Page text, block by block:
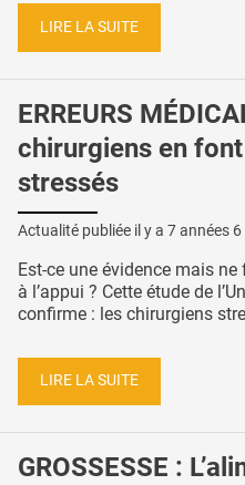
LIRE LA SUITE
ERREURS
chirurgiens en
stressés
Actualité publiée il y a 7 années
Est-ce une évidence mais
à l’appui ? Cette étude de
confirme : les chirurgiens
LIRE LA SUITE
GROSSESSE :